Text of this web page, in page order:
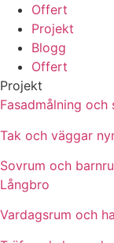
Offert
Projekt
Blogg
Offert
Projekt
Fasadmålning
Tak och väggar
Sovrum och
Långbro
Vardagsrum och